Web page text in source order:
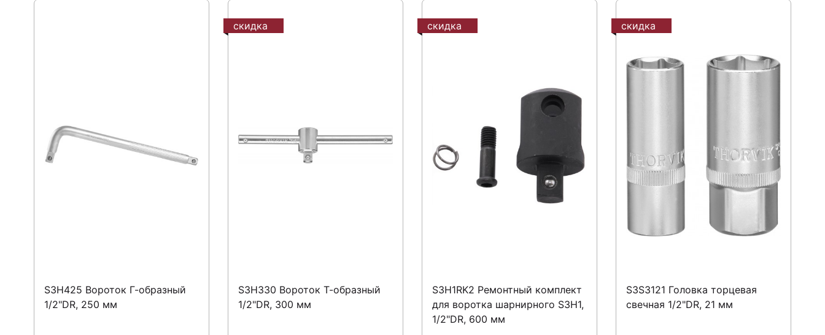
S3H425 Вороток Г-образный
1/2"DR, 250 мм
скидка
S3H330 Вороток Т-образный
1/2"DR, 300 мм
скидка
S3H1RK2 Ремонтный комплект
для воротка шарнирного S3H1,
1/2"DR, 600 мм
скидка
S3S3121 Головка торцевая
свечная 1/2"DR, 21 мм